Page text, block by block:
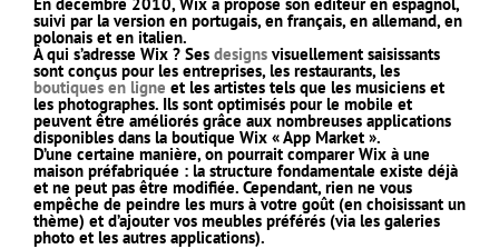
suivi par la version en portugais, en français, en allemand, en
polonais et en italien.
À qui s’adresse Wix ? Ses designs visuellement saisissants
sont conçus pour les entreprises, les restaurants, les
boutiques en ligne et les artistes tels que les musiciens et
les photographes. Ils sont optimisés pour le mobile et
peuvent être améliorés grâce aux nombreuses applications
disponibles dans la boutique Wix « App Market ».
D’une certaine manière, on pourrait comparer Wix à une
maison préfabriquée : la structure fondamentale existe déjà
et ne peut pas être modifiée. Cependant, rien ne vous
empêche de peindre les murs à votre goût (en choisissant un
thème) et d’ajouter vos meubles préférés (via les galeries
photo et les autres applications).